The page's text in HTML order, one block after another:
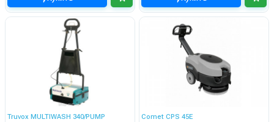
Truvox MULTIWASH 340/PUMP Comet CPS 45E